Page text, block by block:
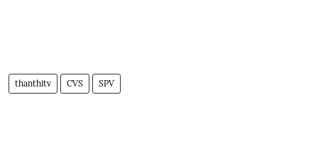
thanthitv CVS SPV